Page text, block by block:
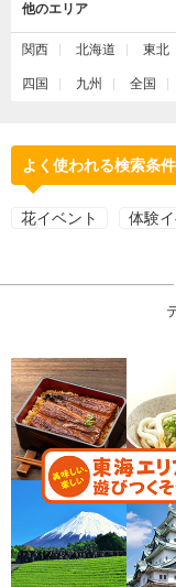
他のエリア
関西 北海道 東北
四国 九州 全国
よく使われる検索条件
花イベント 体験